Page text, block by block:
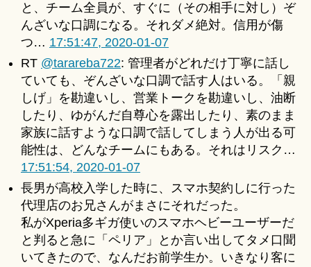
と、チーム全員が、すぐに（その相手に対し）ぞ
んざいな口調になる。それダメ絶対。信用が傷
つ… 17:51:47, 2020-01-07
RT @tarareba722: 管理者がどれだけ丁寧に話し
ていても、ぞんざいな口調で話す人はいる。「親
しげ」を勘違いし、営業トークを勘違いし、油断
したり、ゆがんだ自尊心を露出したり、素のまま
家族に話すような口調で話してしまう人が出る可
能性は、どんなチームにもある。それはリスク…
17:51:54, 2020-01-07
長男が高校入学した時に、スマホ契約しに行った
代理店のお兄さんがまさにそれだった。
私がXperia多ギガ使いのスマホヘビーユーザーだ
と判ると急に「ペリア」とか言い出してタメ口聞
いてきたので、なんだお前学生か。いきなり客に